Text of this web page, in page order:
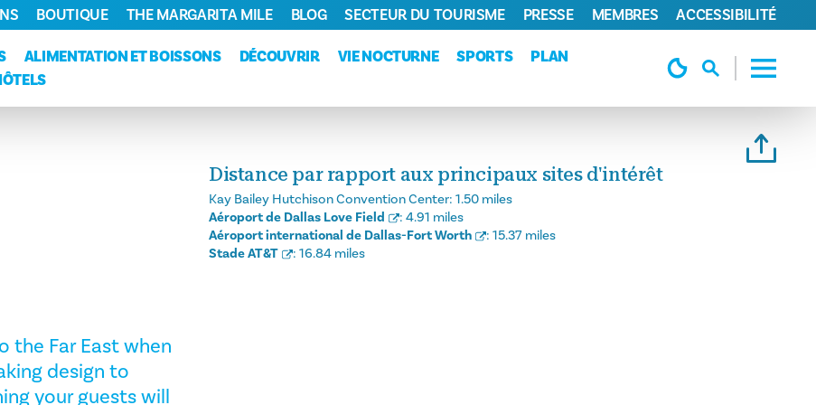
ALIMENTATION ET BOISSONS DÉCOUVRIR VIE NOCTURNE SPORTS
PLAN
BOUTIQUE THE MARGARITA MILE BLOG SECTEUR DU TOURISME PRESSE MEMBRES ACCESSIBILITÉ
the Far East when
design to
your guests will
Distance par rapport aux principaux sites d'intérêt
Kay Bailey Hutchison Convention Center: 1.50 miles
Aéroport de Dallas Love Field
: 4.91 miles
Aéroport international de Dallas-Fort Worth
: 15.37 miles
Stade AT&T
: 16.84 miles